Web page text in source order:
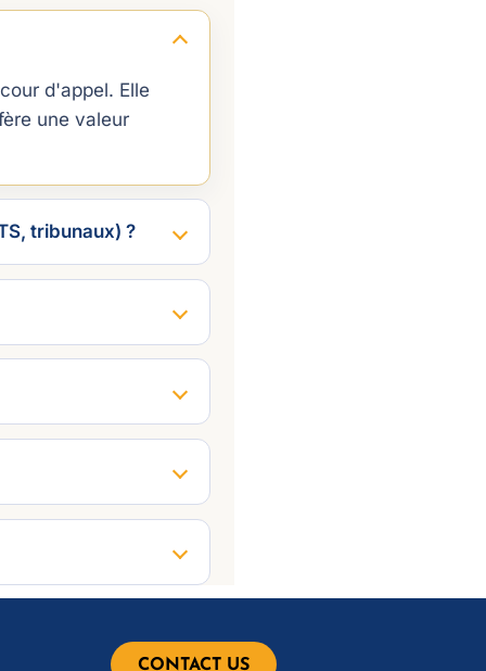
d'appel. Elle
une valeur
tribunaux) ?
CONTACT US